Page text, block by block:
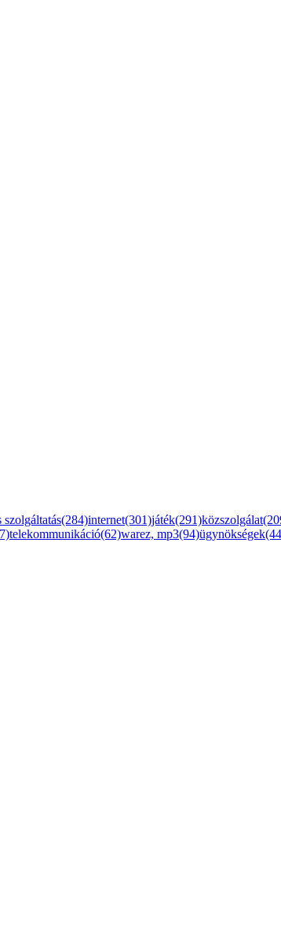
internet(301)játék(291)
telekommunikáció(62)warez, mp3(94)